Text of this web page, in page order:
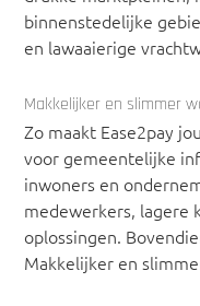
binnenstedelijke
en lawaaierige
Makkelijker en slimmer
Zo maakt Ease2pay
voor gemeentelijke
inwoners en
medewerkers, lagere
oplossingen.
Makkelijker en